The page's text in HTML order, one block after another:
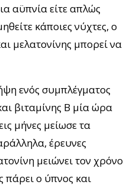
αϋπνία είτε απλώς
κάποιες νύχτες, ο
μελατονίνης μπορεί να
ενός συμπλέγματος
βιταμίνης Β μία ώρα
μήνες μείωσε τα
έρευνες
μειώνει τον χρόνο
πάρει ο ύπνος και